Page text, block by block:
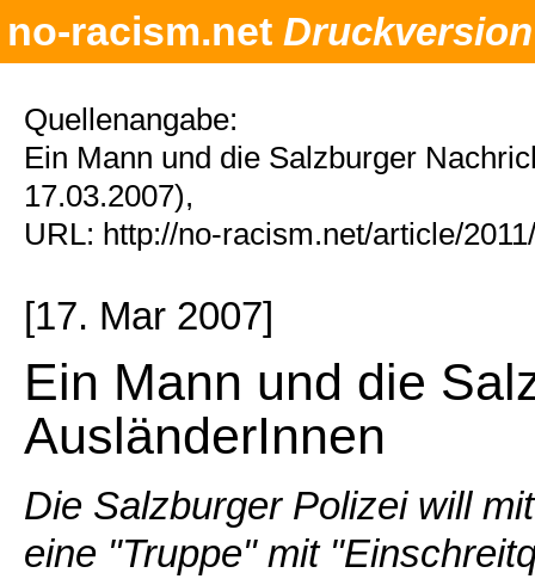
no-racism.net Druckversion
Quellenangabe:
Ein Mann und die Salzburger
17.03.2007),
URL: http://no-racism.net/article/
[17. Mar 2007]
Ein Mann und die
AusländerInnen
Die Salzburger Polizei will
eine "Truppe" mit